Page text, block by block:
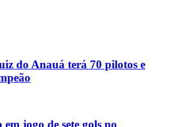
do Anauá terá 70 pilotos e
jogo de sete gols no